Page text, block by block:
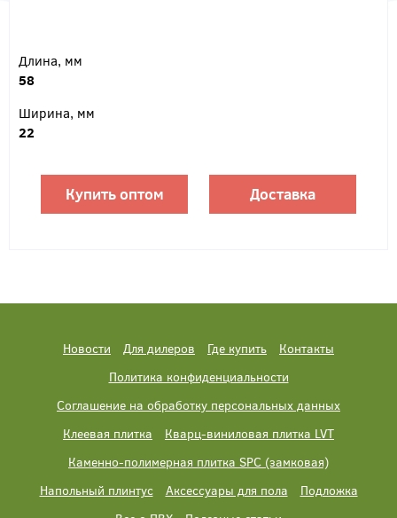
Длина, мм
58
Ширина, мм
22
Купить оптом Доставка
Новости Для дилеров Где купить
Контакты
Политика конфиденциальности
Соглашение на обработку персональных данных
Клеевая плитка
Кварц-виниловая плитка LVT
Каменно-полимерная плитка SPC (замковая)
Напольный плинтус
Аксессуары для пола
Подложка